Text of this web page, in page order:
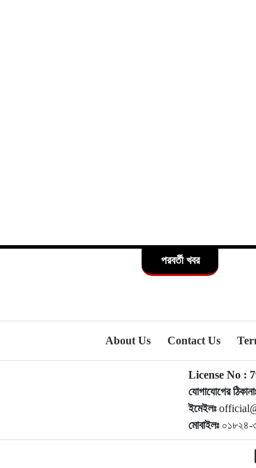
পরবর্তী খবর
About Us Contact Us
License No :
যোগাযোগের
ইমেইলঃ
মোবাইলঃ০১৮২৪-